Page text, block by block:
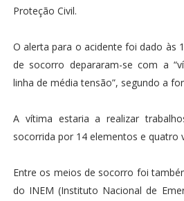
Proteção Civil.
O alerta para o acidente foi dado às
de socorro depararam-se com a
linha de média tensão”, segundo a
A vítima estaria a realizar
socorrida por 14 elementos e quatro
Entre os meios de socorro foi
do INEM (Instituto Nacional de